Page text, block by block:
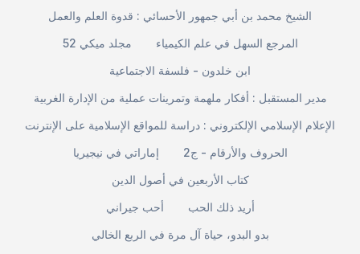
الشيخ محمد بن أبي جمهور الأحسائي : قدوة العلم والعمل
مجلد ميكي 52
المرجع السهل في علم الكيمياء
ابن خلدون - فلسفة الاجتماعية
مدير المستقبل : أفكار ملهمة وتمرينات عملية من الإدارة الغربية
الإعلام الإسلامي الإلكتروني : دراسة للمواقع الإسلامية على الإنترنت
إماراتي في نيجيريا
الحروف والأرقام - ج2
كتاب الأربعين في أصول الدين
أحب جيراني
أريد ذلك الحب
بدو البدو، حياة آل مرة في الربع الخالي